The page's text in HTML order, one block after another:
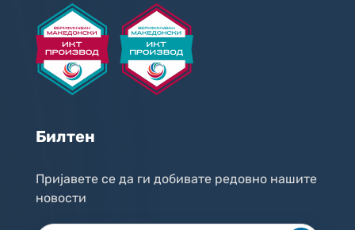
Билтен
Пријавете се да ги добивате редовно нашите
новости